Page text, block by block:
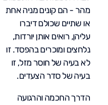
מהר - הם קונים מניה אחת
או שתיים שכולם דיברו
עליהן, רואים אותן יורדות,
נלחצים ומוכרים בהפסד. זו
לא בעיה של חוסר מזל, זו
בעיה של סדר הצעדים.
הדרך החכמה והרגועה